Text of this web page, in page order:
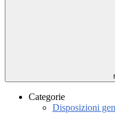
Categorie
Disposizioni